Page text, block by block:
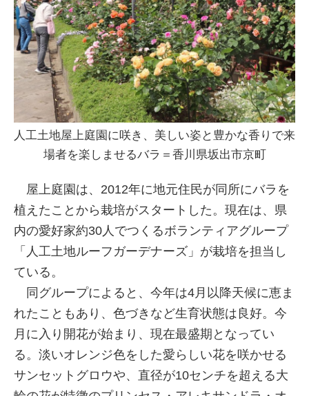
人工土地屋上庭園に咲き、美しい姿と豊かな香りで来
場者を楽しませるバラ＝香川県坂出市京町
屋上庭園は、2012年に地元住民が同所にバラを
植えたことから栽培がスタートした。現在は、県
内の愛好家約30人でつくるボランティアグループ
「人工土地ルーフガーデナーズ」が栽培を担当し
ている。
同グループによると、今年は4月以降天候に恵ま
れたこともあり、色づきなど生育状態は良好。今
月に入り開花が始まり、現在最盛期となってい
る。淡いオレンジ色をした愛らしい花を咲かせる
サンセットグロウや、直径が10センチを超える大